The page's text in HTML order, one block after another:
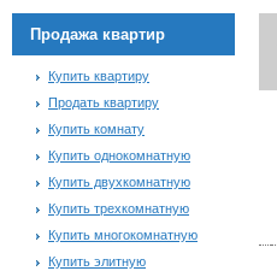
Продажа квартир
Купить квартиру
Продать квартиру
Купить комнату
Купить однокомнатную
Купить двухкомнатную
Купить трехкомнатную
Купить многокомнатную
Купить элитную